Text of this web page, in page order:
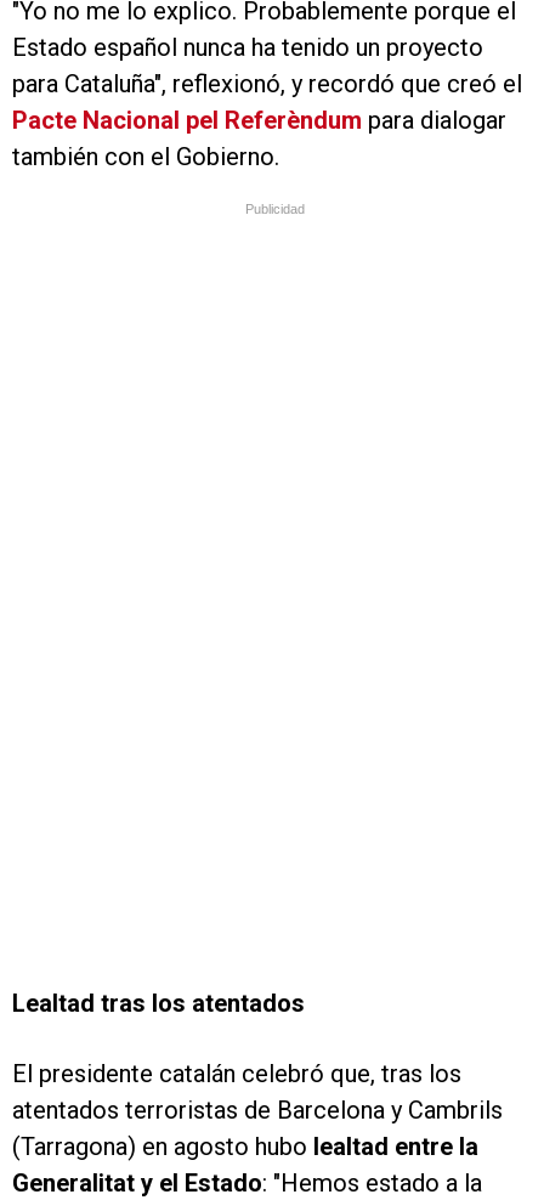
"Yo no me lo explico. Probablemente porque el
Estado español nunca ha tenido un proyecto
para Cataluña", reflexionó, y recordó que creó el
Pacte Nacional pel Referèndum para dialogar
también con el Gobierno.
Publicidad
Lealtad tras los atentados
El presidente catalán celebró que, tras los
atentados terroristas de Barcelona y Cambrils
(Tarragona) en agosto hubo lealtad entre la
Generalitat y el Estado: "Hemos estado a la